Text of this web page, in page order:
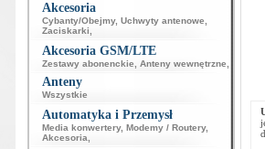
Akcesoria
Cybanty/Obejmy, Uchwyty antenowe
Zaciskarki
Akcesoria GSM/LTE
Zestawy abonenckie Anteny wewnętrzne
Anteny
Wszystkie
Automatyka i Przemysł
Media konwertery, Modemy / Routery,
Akcesoria